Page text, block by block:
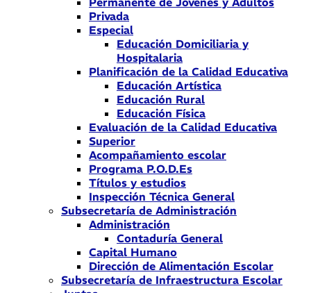
Privada
Especial
Educación Domiciliaria y
Hospitalaria
Planificación de la Calidad Educativa
Educación Artística
Educación Rural
Educación Física
Evaluación de la Calidad Educativa
Superior
Acompañamiento escolar
Programa P.O.D.Es
Títulos y estudios
Inspección Técnica General
Subsecretaría de Administración
Administración
Contaduría General
Capital Humano
Dirección de Alimentación Escolar
Subsecretaría de Infraestructura Escolar